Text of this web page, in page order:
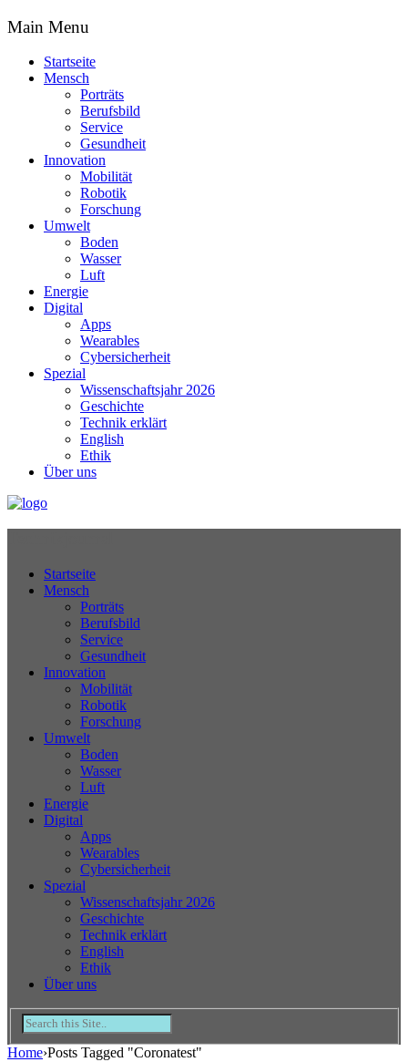
Main Menu
Startseite
Mensch
Porträts
Berufsbild
Service
Gesundheit
Innovation
Mobilität
Robotik
Forschung
Umwelt
Boden
Wasser
Luft
Energie
Digital
Apps
Wearables
Cybersicherheit
Spezial
Wissenschaftsjahr 2026
Geschichte
Technik erklärt
English
Ethik
Über uns
Startseite
Mensch
Porträts
Berufsbild
Service
Gesundheit
Innovation
Mobilität
Robotik
Forschung
Umwelt
Boden
Wasser
Luft
Energie
Digital
Apps
Wearables
Cybersicherheit
Spezial
Wissenschaftsjahr 2026
Geschichte
Technik erklärt
English
Ethik
Über uns
Home›Posts Tagged "Coronatest"